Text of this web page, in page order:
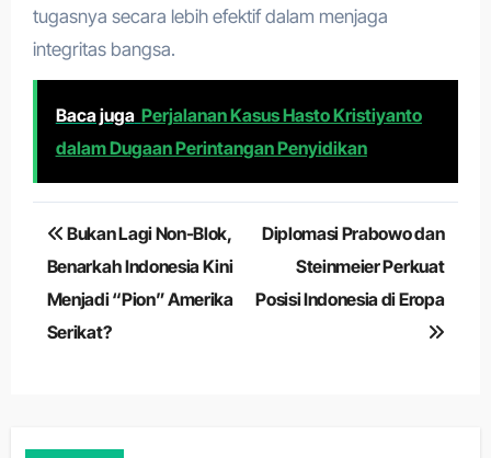
tugasnya secara lebih efektif dalam menjaga
integritas bangsa.
Baca juga Perjalanan Kasus Hasto Kristiyanto
dalam Dugaan Perintangan Penyidikan
Navigasi
pos
Bukan Lagi Non-Blok,
Benarkah Indonesia Kini
Menjadi “Pion” Amerika
Serikat?
Diplomasi Prabowo dan
Steinmeier Perkuat
Posisi Indonesia di Eropa